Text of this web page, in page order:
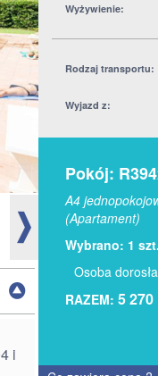
Wyżywienie
Rodzaj transportu
Wyjazd z
Pokój:
A4
(Apartament)
Wybrano: 1 szt.
Osoba
RAZEM: 5 270
i